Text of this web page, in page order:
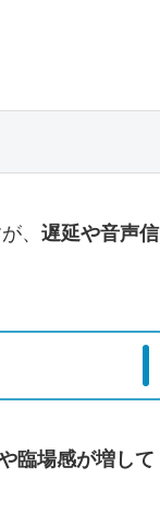
、 遅延や音声信
臨場感が増して